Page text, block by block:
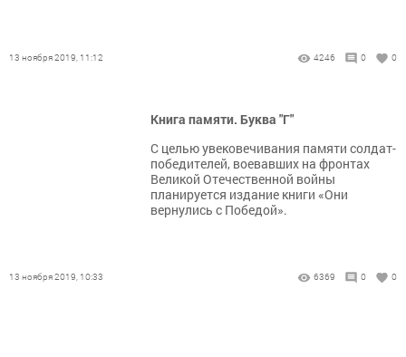
13 ноября 2019, 11:12 4246 0 0
Книга памяти. Буква "Г"
С целью увековечивания памяти солдат-
победителей, воевавших на фронтах
Великой Отечественной войны
планируется издание книги «Они
вернулись с Победой».
13 ноября 2019, 10:33 6369 0 0